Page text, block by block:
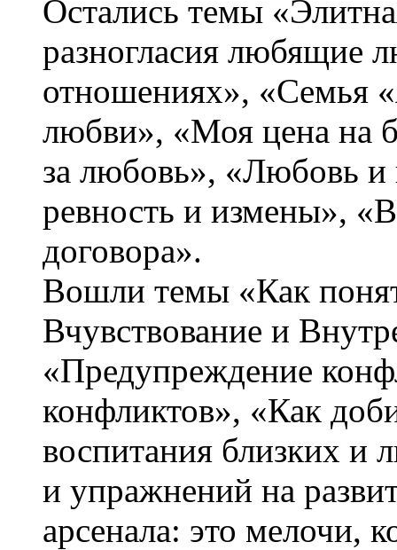
Остались темы
разногласия любящие
отношениях»,
любви», «Моя цена на
за любовь», «Любовь и
ревность и измены»,
договора».
Вошли темы «Как
Вчувствование и
«Предупреждение
конфликтов», «Как
воспитания близких и
и упражнений на
арсенала: это мелочи,